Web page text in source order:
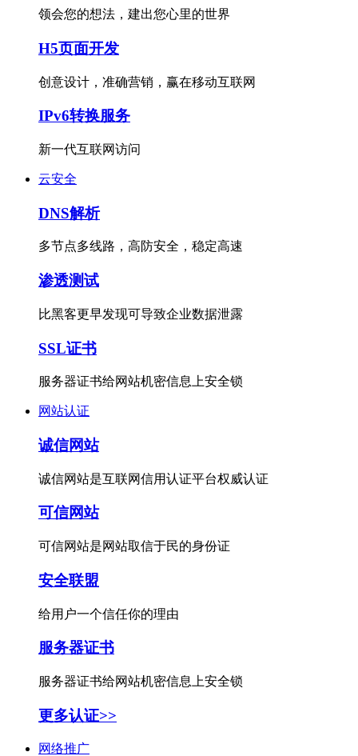
领会您的想法，建出您心里的世界
H5页面开发
创意设计，准确营销，赢在移动互联网
IPv6转换服务
新一代互联网访问
云安全
DNS解析
多节点多线路，高防安全，稳定高速
渗透测试
比黑客更早发现可导致企业数据泄露
SSL证书
服务器证书给网站机密信息上安全锁
网站认证
诚信网站
诚信网站是互联网信用认证平台权威认证
可信网站
可信网站是网站取信于民的身份证
安全联盟
给用户一个信任你的理由
服务器证书
服务器证书给网站机密信息上安全锁
更多认证>>
网络推广